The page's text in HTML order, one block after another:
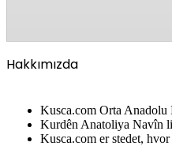
Hakkımızda
Kusca.com Orta
Kurdên Anatoliya Navîn
Kusca.com er stedet,